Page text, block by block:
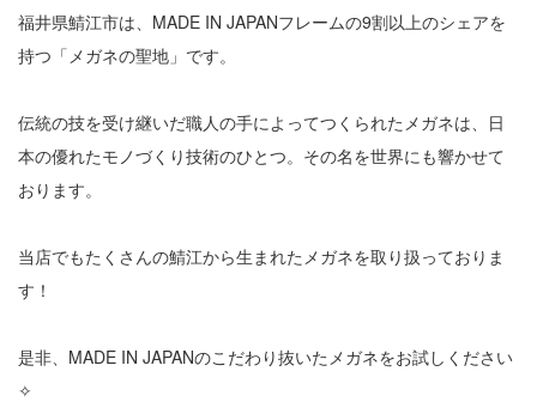
福井県鯖江市は、MADE IN JAPANフレームの9割以上のシェアを
持つ「メガネの聖地」です。
伝統の技を受け継いだ職人の手によってつくられたメガネは、日
本の優れたモノづくり技術のひとつ。その名を世界にも響かせて
おります。
当店でもたくさんの鯖江から生まれたメガネを取り扱っておりま
す！
是非、MADE IN JAPANのこだわり抜いたメガネをお試しください
✧